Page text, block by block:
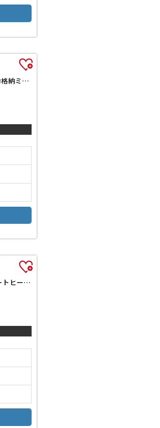
ベースグレード 片側電動スライドドア アダプティブクルーズコントロール LEDヘッドライト 電動パーキングブレーキ オートライト スマートキー 電動格納ミラー シートヒーター ベンチシート CVT ABS
ベースグレード 両側スライド・片側電動 クリアランスソナー レーンアシスト オートライト スマートキー アイドリングストップ 電動格納ミラー シートヒーター CVT ESC USB チップアップシート